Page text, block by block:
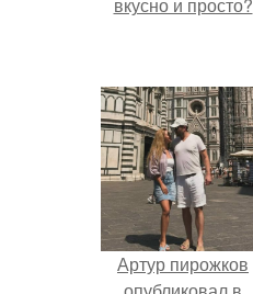
Артур пирожков